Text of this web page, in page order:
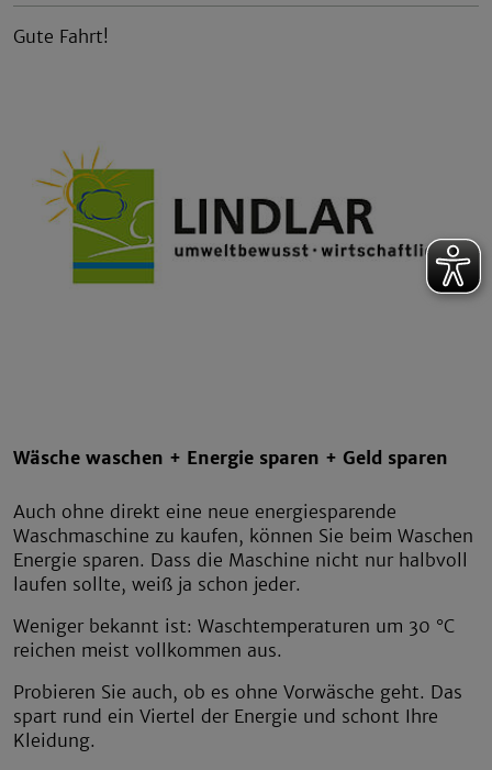
Gute Fahrt!
Wäsche waschen + Energie sparen + Geld sparen
Auch ohne direkt eine neue energiesparende
Waschmaschine zu kaufen, können Sie beim Waschen
Energie sparen. Dass die Maschine nicht nur halbvoll
laufen sollte, weiß ja schon jeder.
Weniger bekannt ist: Waschtemperaturen um 30 °C
reichen meist vollkommen aus.
Probieren Sie auch, ob es ohne Vorwäsche geht. Das
spart rund ein Viertel der Energie und schont Ihre
Kleidung.